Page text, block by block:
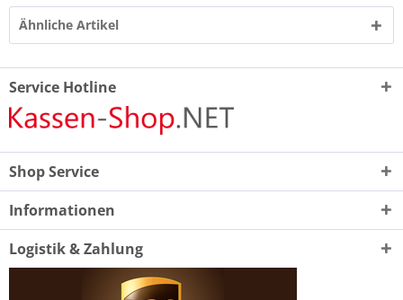
Ähnliche Artikel
Service Hotline
Shop Service
Informationen
Logistik & Zahlung